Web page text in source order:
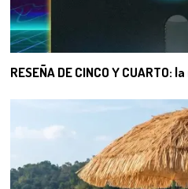
RESEÑA DE CINCO Y